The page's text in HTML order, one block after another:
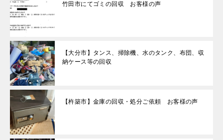
竹田市にてゴミの回収 お客様の声
【大分市】タンス、掃除機、水のタンク、布団、収
納ケース等の回収
【杵築市】金庫の回収・処分ご依頼 お客様の声